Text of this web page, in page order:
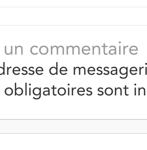
un commentaire
de
obligatoires sont